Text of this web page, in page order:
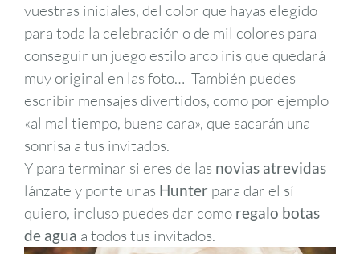
vuestras iniciales, del color que hayas elegido
para toda la celebración o de mil colores para
conseguir un juego estilo arco iris que quedará
muy original en las foto… También puedes
escribir mensajes divertidos, como por ejemplo
«al mal tiempo, buena cara», que sacarán una
sonrisa a tus invitados.
Y para terminar si eres de las novias atrevidas
lánzate y ponte unas Hunter para dar el sí
quiero, incluso puedes dar como regalo botas
de agua a todos tus invitados.